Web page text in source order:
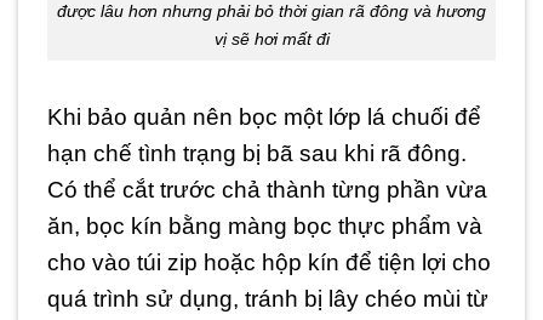
được lâu hơn nhưng phải bỏ thời gian rã đông và hương
vị sẽ hơi mất đi
Khi bảo quản nên bọc một lớp lá chuối để
hạn chế tình trạng bị bã sau khi rã đông.
Có thể cắt trước chả thành từng phần vừa
ăn, bọc kín bằng màng bọc thực phẩm và
cho vào túi zip hoặc hộp kín để tiện lợi cho
quá trình sử dụng, tránh bị lây chéo mùi từ